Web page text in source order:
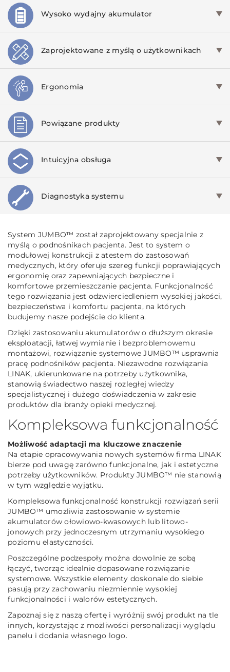
Wysoko wydajny akumulator
Zaprojektowane z myślą o użytkownikach
Ergonomia
Powiązane produkty
Intuicyjna obsługa
Diagnostyka systemu
System JUMBO™ został zaprojektowany specjalnie z
myślą o podnośnikach pacjenta. Jest to system o
modułowej konstrukcji z atestem do zastosowań
medycznych, który oferuje szereg funkcji poprawiających
ergonomię oraz zapewniających bezpieczne i
komfortowe przemieszczanie pacjenta. Funkcjonalność
tego rozwiązania jest odzwierciedleniem wysokiej jakości,
bezpieczeństwa i komfortu pacjenta, na których
budujemy nasze podejście do klienta.
Dzięki zastosowaniu akumulatorów o dłuższym okresie
eksploatacji, łatwej wymianie i bezproblemowemu
montażowi, rozwiązanie systemowe JUMBO™ usprawnia
pracę podnośników pacjenta. Niezawodne rozwiązania
LINAK, ukierunkowane na potrzeby użytkownika,
stanowią świadectwo naszej rozległej wiedzy
specjalistycznej i dużego doświadczenia w zakresie
produktów dla branży opieki medycznej.
Kompleksowa funkcjonalność
Możliwość adaptacji ma kluczowe znaczenie
Na etapie opracowywania nowych systemów firma LINAK
bierze pod uwagę zarówno funkcjonalne, jak i estetyczne
potrzeby użytkowników. Produkty JUMBO™ nie stanowią
w tym względzie wyjątku.
Kompleksowa funkcjonalność konstrukcji rozwiązań serii
JUMBO™ umożliwia zastosowanie w systemie
akumulatorów ołowiowo-kwasowych lub litowo-
jonowych przy jednoczesnym utrzymaniu wysokiego
poziomu elastyczności.
Poszczególne podzespoły można dowolnie ze sobą
łączyć, tworząc idealnie dopasowane rozwiązanie
systemowe. Wszystkie elementy doskonale do siebie
pasują przy zachowaniu niezmiennie wysokiej
funkcjonalności i walorów estetycznych.
Zapoznaj się z naszą ofertę i wyróżnij swój produkt na tle
innych, korzystając z możliwości personalizacji wyglądu
panelu i dodania własnego logo.